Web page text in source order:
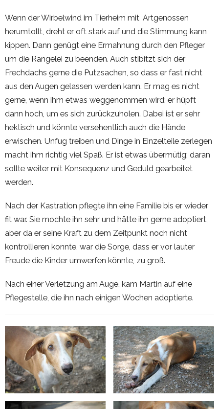
Wenn der Wirbelwind im Tierheim mit Artgenossen
herumtollt, dreht er oft stark auf und die Stimmung kann
kippen. Dann genügt eine Ermahnung durch den Pfleger
um die Rangelei zu beenden. Auch stibitzt sich der
Frechdachs gerne die Putzsachen, so dass er fast nicht
aus den Augen gelassen werden kann. Er mag es nicht
gerne, wenn ihm etwas weggenommen wird; er hüpft
dann hoch, um es sich zurückzuholen. Dabei ist er sehr
hektisch und könnte versehentlich auch die Hände
erwischen. Unfug treiben und Dinge in Einzelteile zerlegen
macht ihm richtig viel Spaß. Er ist etwas übermütig; daran
sollte weiter mit Konsequenz und Geduld gearbeitet
werden.
Nach der Kastration pflegte ihn eine Familie bis er wieder
fit war. Sie mochte ihn sehr und hätte ihn gerne adoptiert,
aber da er seine Kraft zu dem Zeitpunkt noch nicht
kontrollieren konnte, war die Sorge, dass er vor lauter
Freude die Kinder umwerfen könnte, zu groß.
Nach einer Verletzung am Auge, kam Martin auf eine
Pflegestelle, die ihn nach einigen Wochen adoptierte.